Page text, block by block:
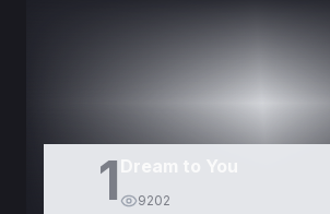
1 9202